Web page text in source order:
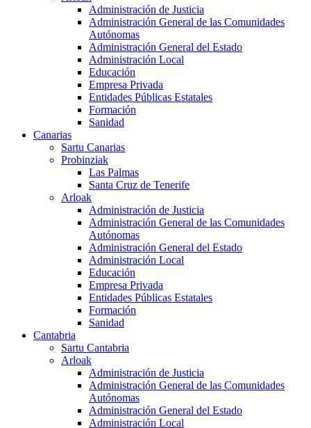
Administración de Justicia
Administración General de las Comunidades
Autónomas
Administración General del Estado
Administración Local
Educación
Empresa Privada
Entidades Públicas Estatales
Formación
Sanidad
Canarias
Sartu Canarias
Probinziak
Las Palmas
Santa Cruz de Tenerife
Arloak
Administración de Justicia
Administración General de las Comunidades
Autónomas
Administración General del Estado
Administración Local
Educación
Empresa Privada
Entidades Públicas Estatales
Formación
Sanidad
Cantabria
Sartu Cantabria
Arloak
Administración de Justicia
Administración General de las Comunidades
Autónomas
Administración General del Estado
Administración Local